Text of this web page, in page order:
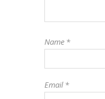
Name *
Email*